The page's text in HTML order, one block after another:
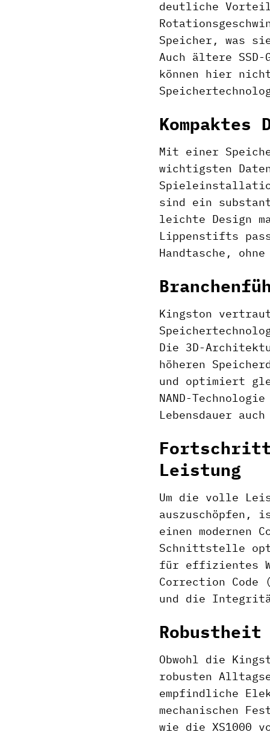
deutliche
Speicher, was
Auch ältere
können hier
Mit einer
wichtigsten
sind ein
leichte Design
Lippenstifts
Handtasche,
Kingston
Die 3D-
höheren
und optimiert
NAND-
Lebensdauer
Leistung
Um die volle
auszuschöpfen,
einen
Schnittstelle
für effizientes
Correction Code
und die
Obwohl die
robusten
empfindliche
mechanischen
wie die XS1000